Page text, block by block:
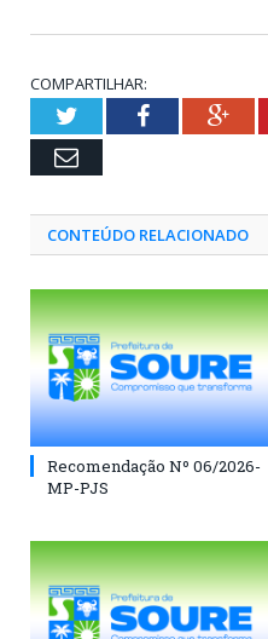
COMPARTILHAR:
TwitterFacebook
Email
CONTEÚDO RELACIONADO
Recomendação Nº 06/2026-
MP-PJS